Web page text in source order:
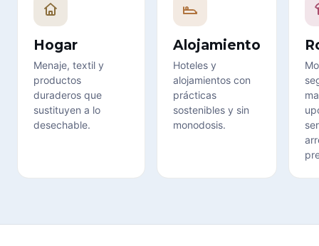
Hogar
Menaje, textil y
productos
duraderos que
sustituyen a lo
desechable.
Alojamiento
Hoteles y
alojamientos con
prácticas
sostenibles y sin
monodosis.